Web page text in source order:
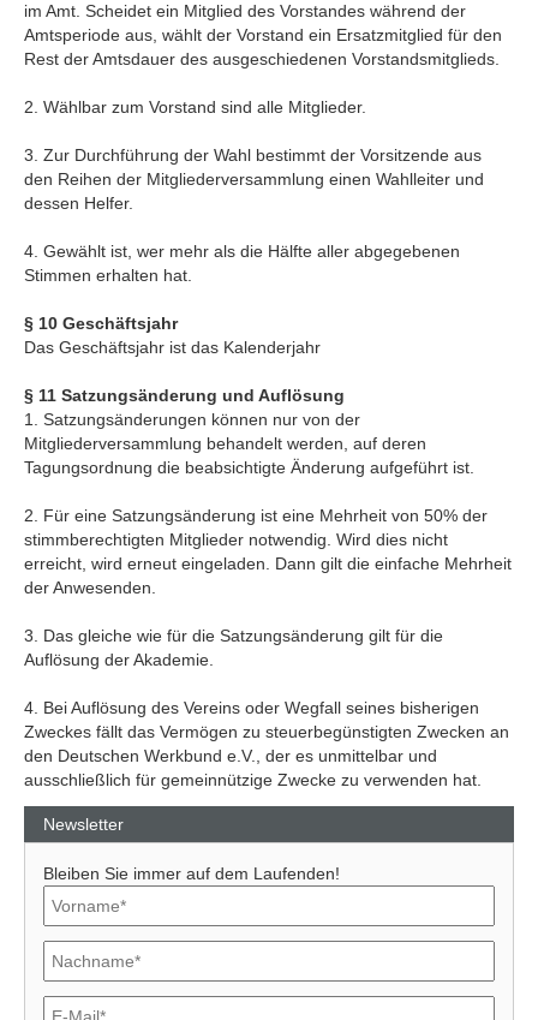
im Amt. Scheidet ein Mitglied des Vorstandes während der
Amtsperiode aus, wählt der Vorstand ein Ersatzmitglied für den
Rest der Amtsdauer des ausgeschiedenen Vorstandsmitglieds.
2. Wählbar zum Vorstand sind alle Mitglieder.
3. Zur Durchführung der Wahl bestimmt der Vorsitzende aus
den Reihen der Mitgliederversammlung einen Wahlleiter und
dessen Helfer.
4. Gewählt ist, wer mehr als die Hälfte aller abgegebenen
Stimmen erhalten hat.
§ 10 Geschäftsjahr
Das Geschäftsjahr ist das Kalenderjahr
§ 11 Satzungsänderung und Auflösung
1. Satzungsänderungen können nur von der
Mitgliederversammlung behandelt werden, auf deren
Tagungsordnung die beabsichtigte Änderung aufgeführt ist.
2. Für eine Satzungsänderung ist eine Mehrheit von 50% der
stimmberechtigten Mitglieder notwendig. Wird dies nicht
erreicht, wird erneut eingeladen. Dann gilt die einfache Mehrheit
der Anwesenden.
3. Das gleiche wie für die Satzungsänderung gilt für die
Auflösung der Akademie.
4. Bei Auflösung des Vereins oder Wegfall seines bisherigen
Zweckes fällt das Vermögen zu steuerbegünstigten Zwecken an
den Deutschen Werkbund e.V., der es unmittelbar und
ausschließlich für gemeinnützige Zwecke zu verwenden hat.
Newsletter
Bleiben Sie immer auf dem Laufenden!